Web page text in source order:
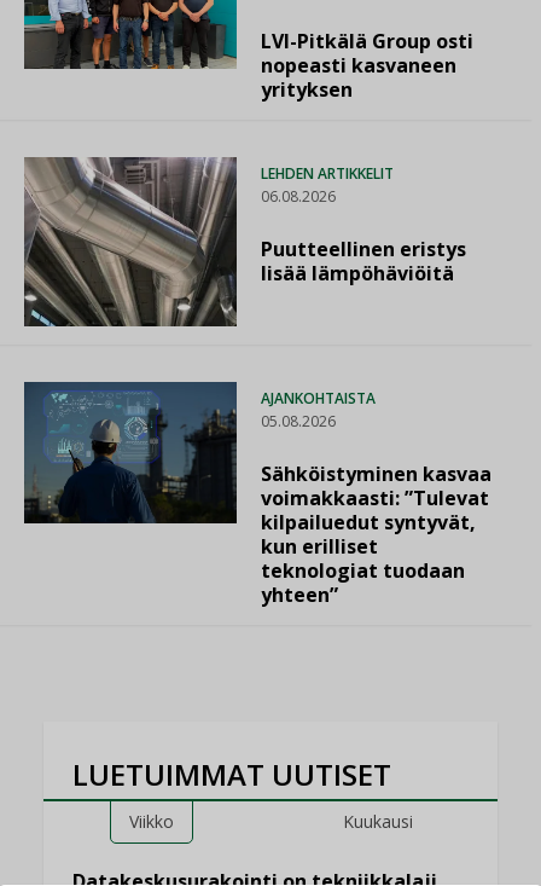
LVI-Pitkälä Group osti
nopeasti kasvaneen
yrityksen
LEHDEN ARTIKKELIT
06.08.2026
Puutteellinen eristys
lisää lämpöhäviöitä
AJANKOHTAISTA
05.08.2026
Sähköistyminen kasvaa
voimakkaasti: ”Tulevat
kilpailuedut syntyvät,
kun erilliset
teknologiat tuodaan
yhteen”
LUETUIMMAT UUTISET
Viikko Kuukausi